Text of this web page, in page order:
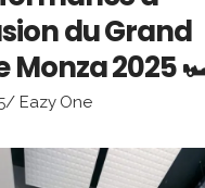
du Grand
Monza 2025
Eazy One